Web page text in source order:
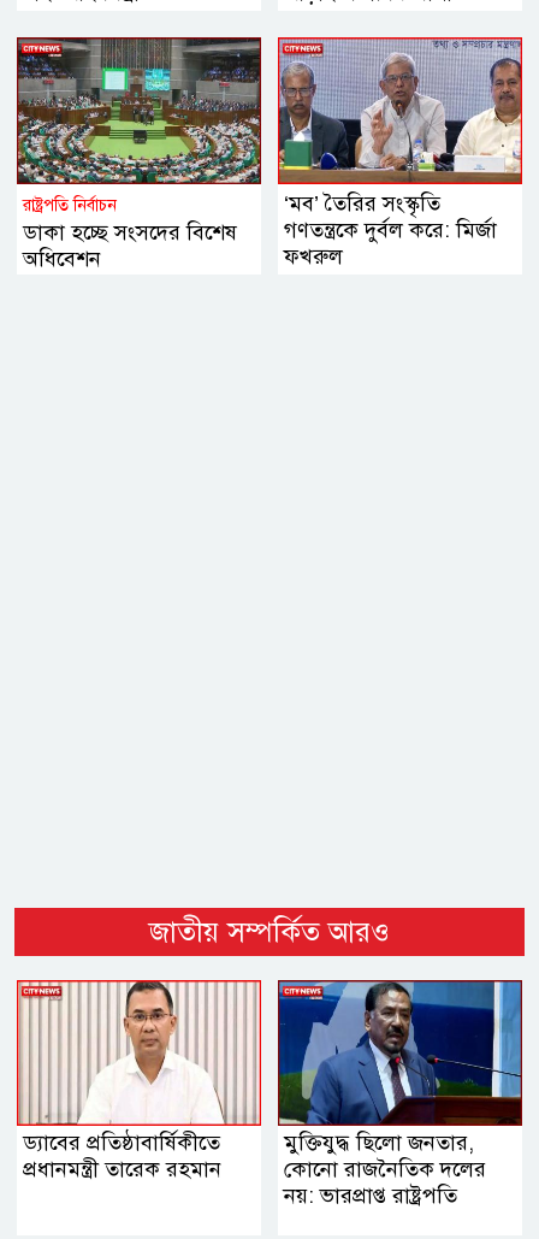
রাষ্ট্রপতি নির্বাচন
ডাকা হচ্ছে সংসদের বিশেষ
অধিবেশন
‘মব’ তৈরির সংস্কৃতি
গণতন্ত্রকে দুর্বল করে: মির্জা
ফখরুল
জাতীয় সম্পর্কিত আরও
ড্যাবের প্রতিষ্ঠাবার্ষিকীতে
প্রধানমন্ত্রী তারেক রহমান
মুক্তিযুদ্ধ ছিলো জনতার,
কোনো রাজনৈতিক দলের
নয়: ভারপ্রাপ্ত রাষ্ট্রপতি